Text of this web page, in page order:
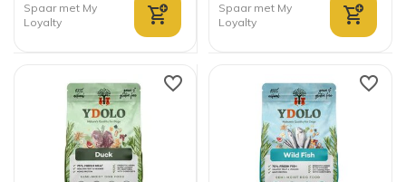
Spaar met My
Loyalty
Spaar met My
Loyalty